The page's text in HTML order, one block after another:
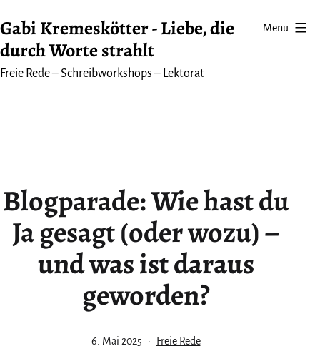
Inhalt
springen
Gabi Kremeskötter - Liebe, die
durch Worte strahlt
Freie Rede – Schreibworkshops – Lektorat
Menü
Blogparade: Wie hast du
Ja gesagt (oder wozu) –
und was ist daraus
geworden?
Veröffentlicht
6. Mai 2025
Kategorisiert
Freie Rede